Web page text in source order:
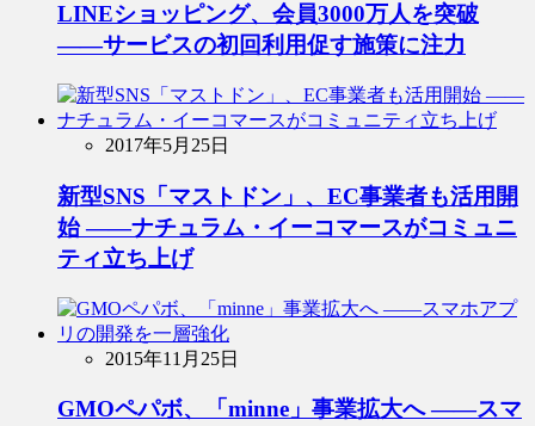
LINEショッピング、会員3000万人を突破
――サービスの初回利用促す施策に注力
2017年5月25日
新型SNS「マストドン」、EC事業者も活用開
始 ――ナチュラム・イーコマースがコミュニ
ティ立ち上げ
2015年11月25日
GMOペパボ、「minne」事業拡大へ ――スマ